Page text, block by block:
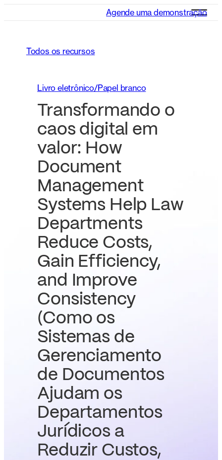
Agende uma demonstração
Todos os recursos
Livro eletrônico/Papel branco
Transformando o
caos digital em
valor: How
Document
Management
Systems Help Law
Departments
Reduce Costs,
Gain Efficiency,
and Improve
Consistency
(Como os
Sistemas de
Gerenciamento
de Documentos
Ajudam os
Departamentos
Jurídicos a
Reduzir Custos,